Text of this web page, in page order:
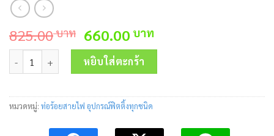
825.00บาท Original
price
was:
825.00 บาท.
660.00 บาท
price
660.00 บาท.
จำนวน ท่ออ่อนลายลูกฟูกสำหรับร้อยสายไฟ FX20X/BK 20มม.ยาว 50
หยิบใส่ตะกร้า
หมวดหมู่: ท่อร้อยสายไฟ อุปกรณ์ฟิตติ้งทุกชนิด